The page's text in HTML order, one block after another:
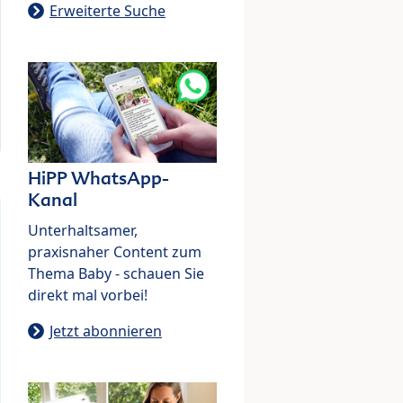
Erweiterte Suche
HiPP WhatsApp-
Kanal
Unterhaltsamer,
praxisnaher Content zum
Thema Baby - schauen Sie
direkt mal vorbei!
Jetzt abonnieren